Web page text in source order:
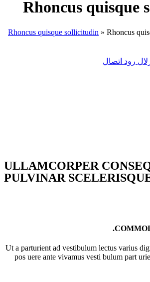
Rhoncus quisque
Rhoncus quisque sollicitudin » Rhoncus
ULLAMCORPER
PULVINAR
Ut a parturient ad vestibulum lectus varius
pos uere ante vivamus vesti bulum part